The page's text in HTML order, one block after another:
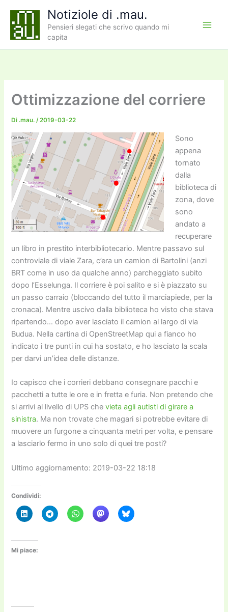
contenuto
Notiziole di .mau.
Pensieri slegati che scrivo quando mi
capita
Ottimizzazione del corriere
Di .mau./2019-03-22
Sono
appena
tornato
dalla
biblioteca di
zona, dove
sono
andato a
recuperare
un libro in prestito interbibliotecario. Mentre passavo sul
controviale di viale Zara, c’era un camion di Bartolini (anzi
BRT come in uso da qualche anno) parcheggiato subito
dopo l’Esselunga. Il corriere è poi salito e si è piazzato su
un passo carraio (bloccando del tutto il marciapiede, per la
cronaca). Mentre uscivo dalla biblioteca ho visto che stava
ripartendo… dopo aver lasciato il camion al largo di via
Budua. Nella cartina di OpenStreetMap qui a fianco ho
indicato i tre punti in cui ha sostato, e ho lasciato la scala
per darvi un’idea delle distanze.
Io capisco che i corrieri debbano consegnare pacchi e
pacchetti a tutte le ore e in fretta e furia. Non pretendo che
si arrivi al livello di UPS chevieta agli autisti di girare a
sinistra. Ma non trovate che magari si potrebbe evitare di
muovere un furgone a cinquanta metri per volta, e pensare
a lasciarlo fermo in uno solo di quei tre posti?
Ultimo aggiornamento: 2019-03-22 18:18
Condividi:
Mi piace: